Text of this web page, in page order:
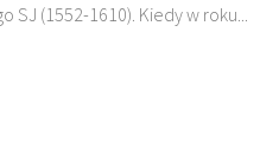
(1552-1610). Kiedy w roku...